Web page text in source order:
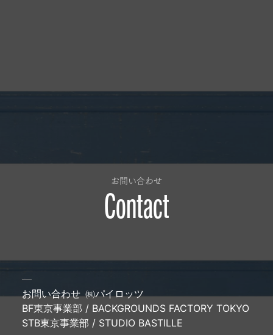
お問い合わせ
Contact
お問い合わせ ㈱パイロッツ
BF東京事業部 / BACKGROUNDS FACTORY TOKYO
STB東京事業部 / STUDIO BASTILLE